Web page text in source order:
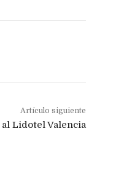
Artículo siguiente
Lidotel Valencia